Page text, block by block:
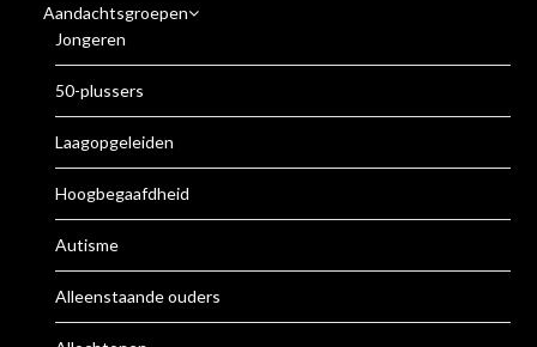
Aandachtsgroepen
Jongeren
50-plussers
Laagopgeleiden
Hoogbegaafdheid
Autisme
Alleenstaande ouders